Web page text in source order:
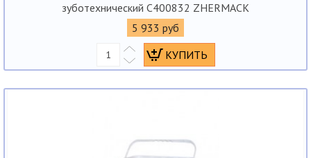
зуботехнический С400832 ZHERMACK
5 933 руб